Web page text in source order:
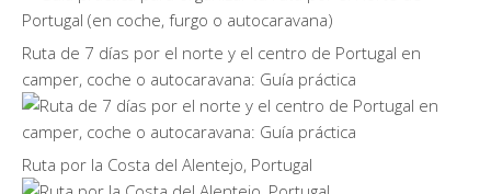
Ruta de 7 días por el norte y el centro de Portugal en
camper, coche o autocaravana: Guía práctica
Ruta por la Costa del Alentejo, Portugal